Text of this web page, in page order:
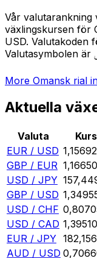
Vår valutarankning
växlingskursen för
USD. Valutakoden
More Omansk rial
Aktuella
Valuta Kurs
EUR / USD 1,15692
GBP / EUR 1,16650
USD / JPY
GBP / USD
USD / CHF
USD / CAD 1,39510
EUR / JPY 182,156
AUD / USD